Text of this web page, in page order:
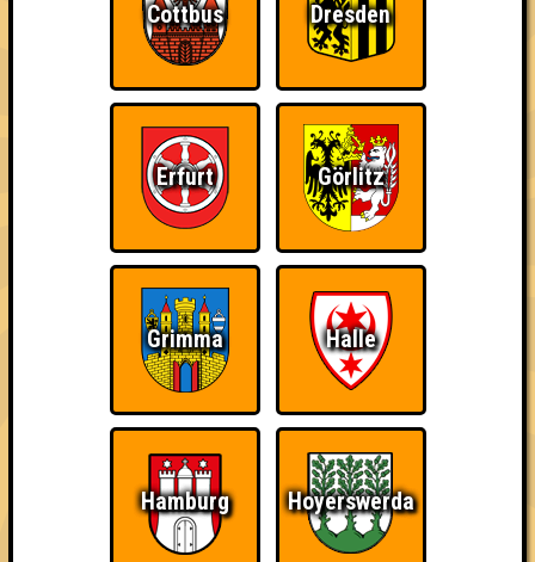
1. Fango am Mars
12
12 32
2. ohne Obi-wan aufgeschmissen
12 31
2. Rhababer Barbaren
13 9 31
Cottbus Dresden
Erfurt Görlitz
Grimma Halle
Hamburg Hoyerswerda